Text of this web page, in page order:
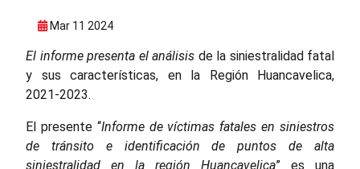
Mar 11 2024
El informe presenta el análisis de la siniestralidad fatal
y sus características, en la Región Huancavelica,
2021-2023.
El presente “Informe de víctimas fatales en siniestros
de tránsito e identificación de puntos de alta
siniestralidad en la región Huancavelica” es una